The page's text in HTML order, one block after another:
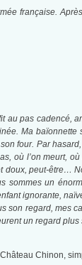
française.
au pas cadencé,
Ma baïonnette
four. Par
où l’on meurt,
doux, peut-être…
sommes un
ignorante,
son regard, mes
un regard
Chinon,